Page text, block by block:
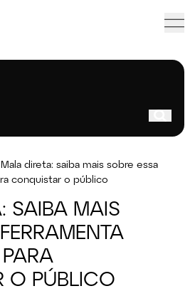
Mala direta: saiba mais sobre essa
conquistar o público
SAIBA MAIS
O PÚBLICO